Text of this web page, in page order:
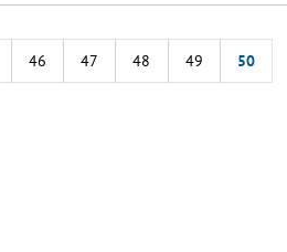
46 47 48 49 50